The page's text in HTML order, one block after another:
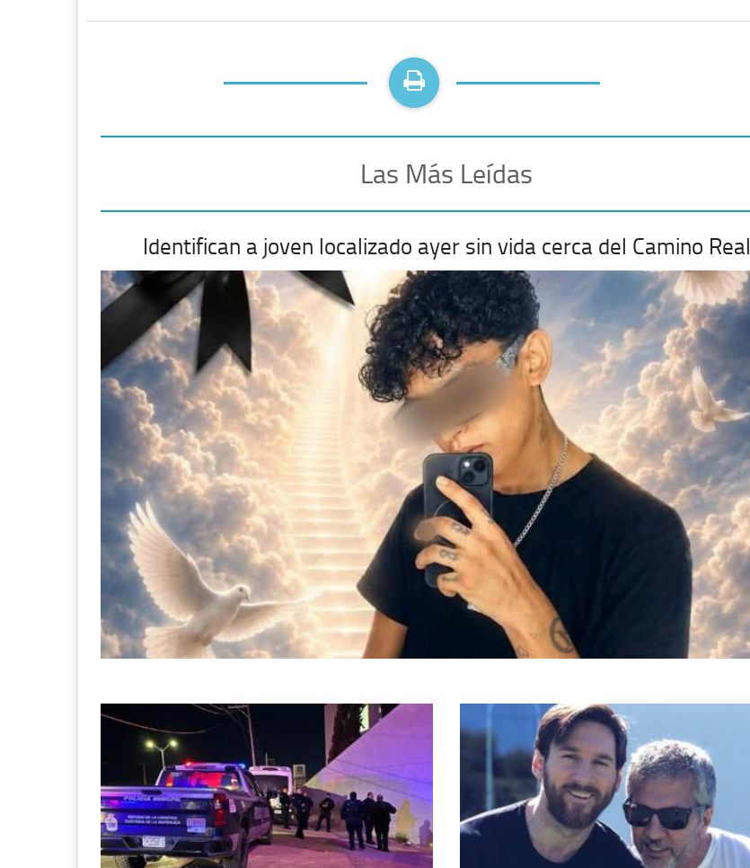
Las Más Leídas
Identifican a joven localizado ayer sin vida cerca del Camino Real